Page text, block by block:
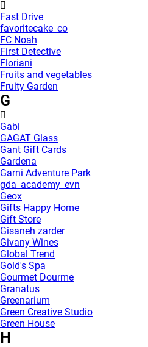
Fast Drive
favoritecake_co
FC Noah
First Detective
Floriani
Fruits and vegetables
Fruity Garden
G
Gabi
GAGAT Glass
Gant Gift Cards
Gardena
Garni Adventure Park
gda_academy_evn
Geox
Gifts Happy Home
Gift Store
Gisaneh zarder
Givany Wines
Global Trend
Gold's Spa
Gourmet Dourme
Granatus
Greenarium
Green Creative Studio
Green House
H